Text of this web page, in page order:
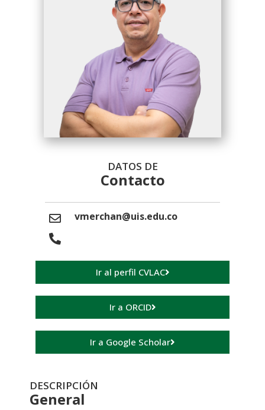
DATOS DE
Contacto
vmerchan@uis.edu.co
Ir al perfil CVLAC
Ir a ORCID
Ir a Google Scholar
DESCRIPCIÓN
General